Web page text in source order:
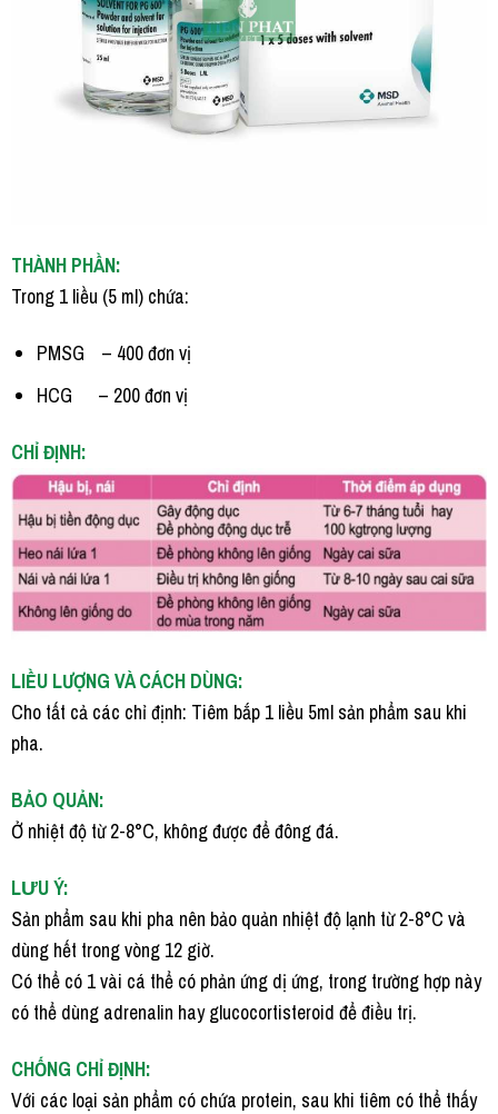
THÀNH PHẦN:
Trong 1 liều (5 ml) chứa:
PMSG – 400 đơn vị
HCG – 200 đơn vị
CHỈ ĐỊNH:
LIỀU LƯỢNG VÀ CÁCH DÙNG:
Cho tất cả các chỉ định: Tiêm bắp 1 liều 5ml sản phẩm sau khi
pha.
BẢO QUẢN:
Ở nhiệt độ từ 2-8°C, không được để đông đá.
LƯU Ý:
Sản phẩm sau khi pha nên bảo quản nhiệt độ lạnh từ 2-8°C và
dùng hết trong vòng 12 giờ.
Có thể có 1 vài cá thể có phản ứng dị ứng, trong trường hợp này
có thể dùng adrenalin hay glucocortisteroid để điều trị.
CHỐNG CHỈ ĐỊNH:
Với các loại sản phẩm có chứa protein, sau khi tiêm có thể thấy